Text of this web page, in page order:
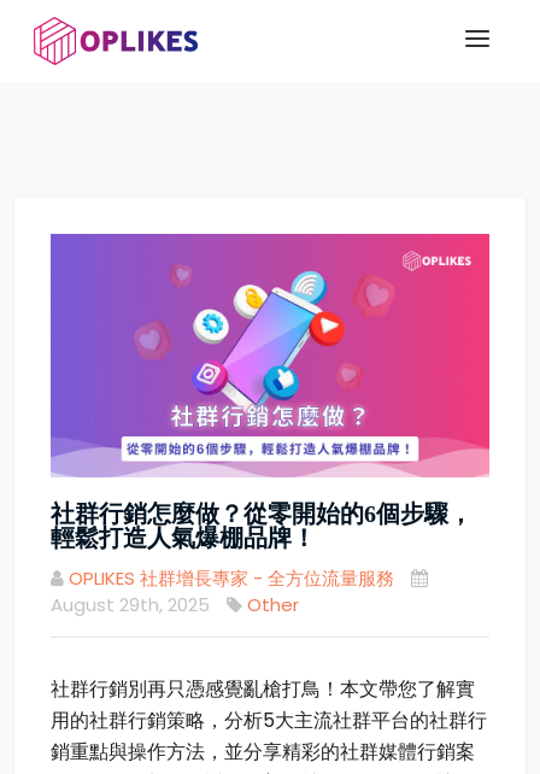
社群行銷怎麼做？從零開始的6個步驟，
輕鬆打造人氣爆棚品牌！
OPLIKES 社群增長專家 - 全方位流量服務
August 29th, 2025
Other
社群行銷別再只憑感覺亂槍打鳥！本文帶您了解實
用的社群行銷策略，分析5大主流社群平台的社群行
銷重點與操作方法，並分享精彩的社群媒體行銷案